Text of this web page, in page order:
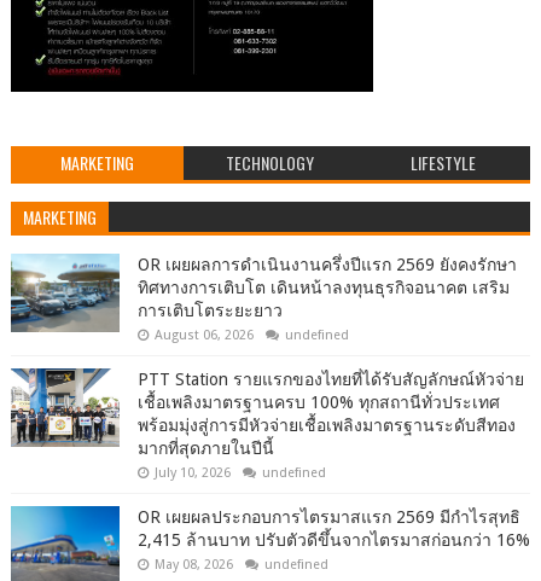
MARKETING TECHNOLOGY LIFESTYLE
MARKETING
OR เผยผลการดำเนินงานครึ่งปีแรก 2569 ยังคงรักษา
ทิศทางการเติบโต เดินหน้าลงทุนธุรกิจอนาคต เสริม
การเติบโตระยะยาว
August 06, 2026 undefined
PTT Station รายแรกของไทยที่ได้รับสัญลักษณ์หัวจ่าย
เชื้อเพลิงมาตรฐานครบ 100% ทุกสถานีทั่วประเทศ
พร้อมมุ่งสู่การมีหัวจ่ายเชื้อเพลิงมาตรฐานระดับสีทอง
มากที่สุดภายในปีนี้
July 10, 2026 undefined
OR เผยผลประกอบการไตรมาสแรก 2569 มีกำไรสุทธิ
2,415 ล้านบาท ปรับตัวดีขึ้นจากไตรมาสก่อนกว่า 16%
May 08, 2026 undefined